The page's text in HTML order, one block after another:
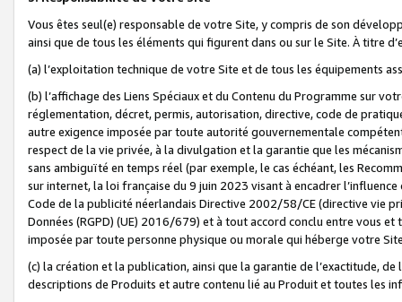
Vous êtes seul(e) responsable de votre Site, y compris de son
ainsi que de tous les éléments qui figurent dans ou sur le Site. À titre
(a) l’exploitation technique de votre Site et de tous les équipements
(b) l’affichage des Liens Spéciaux et du Contenu du Programme sur
réglementation, décret, permis, autorisation, directive, code de
autre exigence imposée par toute autorité gouvernementale
respect de la vie privée, à la divulgation et la garantie que les
sans ambiguïté en temps réel (par exemple, le cas échéant, les
sur internet, la loi française du 9 juin 2023 visant à encadrer
Code de la publicité néerlandais Directive 2002/58/CE (directive vie
Données (RGPD) (UE) 2016/679) et à tout accord conclu entre vous
imposée par toute personne physique ou morale qui héberge votre
(c) la création et la publication, ainsi que la garantie de l’exactitude,
descriptions de Produits et autre contenu lié au Produit et toutes les